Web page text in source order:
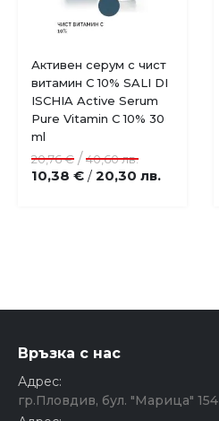
Добави
в
любими
Купи
Активен серум с чист
витамин С 10% SALI DI
ISCHIA Active Serum
Pure Vitamin C 10% 30
ml
10,38 € / 20,30 лв.
20,76 € /40,60 лв.
Връзка с нас
Адрес:
гр.Пловдив, бул. "Марица" 154